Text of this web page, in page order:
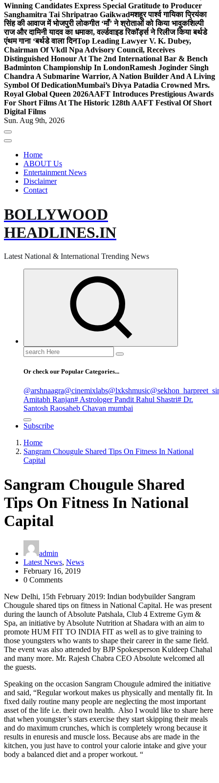
Winning Candidates Express Special Gratitude to Producer
Sanghamitra Tai Shripatrao Gaikwadमशहूर पार्श्व गायिका प्रियंका
सिंह की आवाज में भोजपुरी लोकगीत ‘माँ’ ने श्रोताओं को किया भावुकशिल्पी
राज और दामिनी यादव का धमाका, वर्ल्डवाइड रिकॉर्ड्स ने रिलीज किया बर्थडे
एंथम गाना ‘बर्थडे वाला दिनTop Leading Lawyer V. K. Dubey,
Chairman Of Vkdl Npa Advisory Council, Receives
Distinguished Honour At The 2nd International Bar & Bench
Badminton Championship In LondonRamesh Joginder Singh
Chandra A Submarine Warrior, A Nation Builder And A Living
Symbol Of DedicationMumbai’s Divya Patadia Crowned Mrs.
Royal Global Queen 2026AAFT Introduces Prestigious Awards
For Short Films At The Historic 128th AAFT Festival Of Short
Digital Films
Sun. Aug 9th, 2026
Home
ABOUT Us
Entertainment News
Disclaimer
Contact
BOLLYWOOD
HEADLINES.IN
Latest National & International Trending News
Search
for:
Or check our Popular Categories...
@arshnaagra@cinemixlabs@lxkshmusic
Amitabh Ranjan# Astrologer Pandit Rahul Shastri# Dr.
Santosh Raosaheb Chavan mumbai
Subscribe
Home
Sangram Chougule Shared Tips On Fitness In National
Capital
Sangram Chougule Shared
Tips On Fitness In National
Capital
admin
Latest News, News
February 16, 2019
0 Comments
New Delhi, 15th February 2019: Indian bodybuilder Sangram
Chougule shared tips on fitness in National Capital. He was present
during the launch of Absolute Patshala, Club 4 Extreme Gym &
Spa, an initiative by Absolute Nutrition at Shadara with an aim to
promote HUM FIT TO INDIA FIT as well as to give training to
those youngsters who wants to shape their career in the same field.
The event was also attended by BJP Spokesperson Kuldeep Chahal
and many more. Mr. Rajesh Chabra CEO Absolute welcomed all
the guests.
Speaking on the occasion Sangram Chougule admired the initiative
and said, “Regular workout makes us physically and mentally fit. In
fixed daily routine many people are neglecting the most important
asset of the life i.e. their own health. Also I would like to share here
that when youngster’s stars exercise they start skipping their meals
and do maximum crunches, which is completely wrong because it
results in enuresis and muscle loss. Because abs are made in the
kitchen, you just have to control your calorie intake and give your
body a balanced diet and a proper workout. “